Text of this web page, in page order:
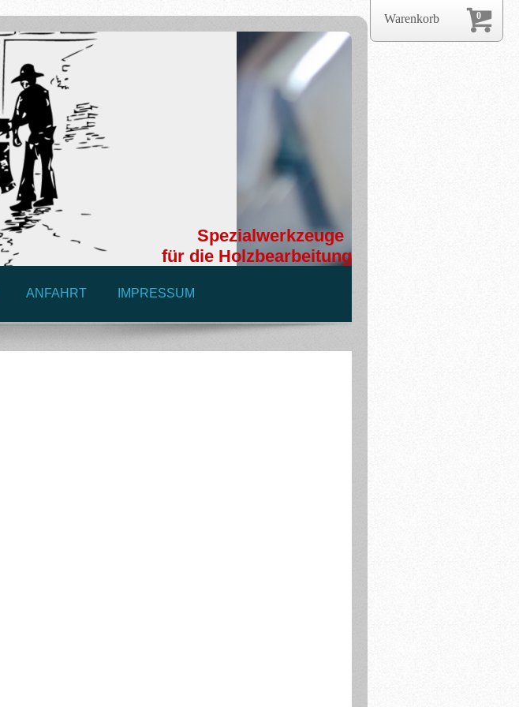
Spezialwerkzeuge
für die Holzbearbeitung
ANFAHRT IMPRESSUM
0
Warenkorb